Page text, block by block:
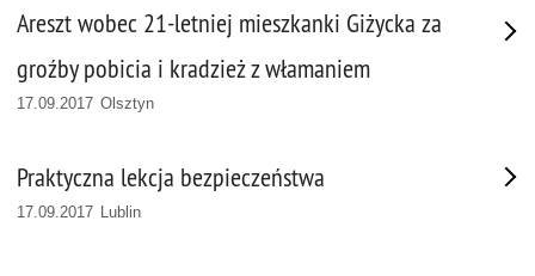
Areszt wobec 21-letniej mieszkanki Giżycka za
groźby pobicia i kradzież z włamaniem
17.09.2017 Olsztyn
Praktyczna lekcja bezpieczeństwa
17.09.2017 Lublin